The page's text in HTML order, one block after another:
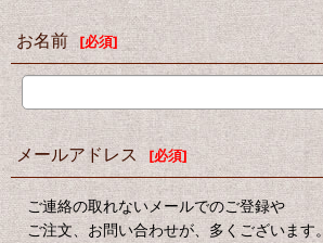
お名前 [必須]
メールアドレス [必須]
ご連絡の取れないメールでのご登録や
ご注文、お問い合わせが、多くございます。